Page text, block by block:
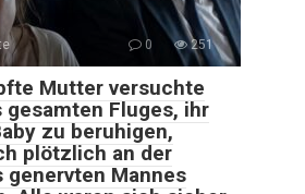
0 251
Mutter versuchte
gesamten Fluges, ihr
zu beruhigen,
plötzlich an der
genervten Mannes